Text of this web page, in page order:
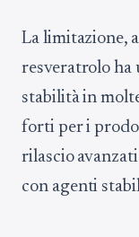
La limitazione,
resveratrolo ha
stabilità in
forti per i
rilascio
con agenti